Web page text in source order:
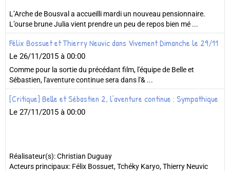
L’Arche de Bousval a accueilli mardi un nouveau pensionnaire.
L’ourse brune Julia vient prendre un peu de repos bien mé ...
Félix Bossuet et Thierry Neuvic dans Vivement Dimanche le 29/11
Le 26/11/2015 à 00:00
Comme pour la sortie du précédant film, l'équipe de Belle et
Sébastien, l'aventure continue sera dans l'& ...
[Critique] Belle et Sébastien 2, l’aventure continue : Sympathique
Le 27/11/2015 à 00:00
Réalisateur(s): Christian Duguay
Acteurs principaux: Félix Bossuet, Tchéky Karyo, Thierry Neuvic